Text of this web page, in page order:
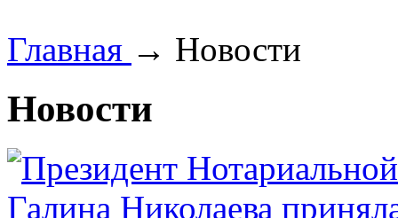
Главная → Новости
Новости